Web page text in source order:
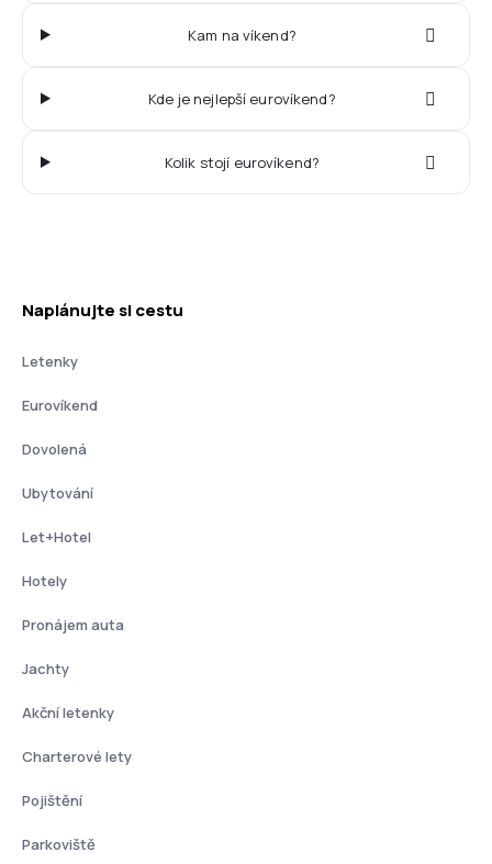
Kam na víkend?
Kde je nejlepší eurovíkend?
Kolik stojí eurovíkend?
Naplánujte si cestu
Letenky
Eurovíkend
Dovolená
Ubytování
Let+Hotel
Hotely
Pronájem auta
Jachty
Akční letenky
Charterové lety
Pojištění
Parkoviště